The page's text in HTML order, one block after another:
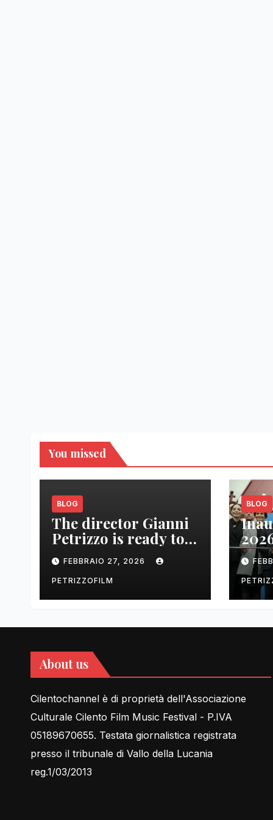
You missed
BLOG
The director Gianni
Petrizzo is ready to
tell Lessons in Love
FEBBRAIO 27, 2026
PETRIZZOFILM
BLOG
About us
Cilentochannel è di proprietà dell'Associazione
Culturale Cilento Film Music Festival - P.IVA
05189670655. Testata giornalistica registrata
presso il tribunale di Vallo della Lucania
reg.1/03/2013